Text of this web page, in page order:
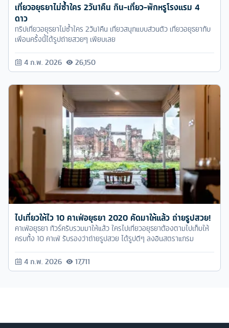
เที่ยวอยุธยาไม่ซ้ำใคร 2วัน1คืน กิน-เที่ยว-พักหรูโรงแรม 4
ดาว
ทริปเที่ยวอยุธยาไม่ซ้ำใคร 2วัน1คืน เที่ยวสนุกแบบส่วนตัว เที่ยวอยุธยากับ
เพื่อนครั้งนี้ได้รูปถ่ายสวยๆ เพียบเลย
4 ก.พ. 2026 26,150
ไปเที่ยวให้ไว 10 คาเฟ่อยุธยา 2020 คัดมาให้แล้ว ถ่ายรูปสวย!
คาเฟ่อยุธยา ทัวร์ครับรวมมาให้แล้ว ใครไปเที่ยวอยุธยาต้องตามไปเก็บให้
ครบทั้ง 10 คาเฟ่ รับรองว่าถ่ายรูปสวย ได้รูปดีๆ ลงอินสตราแกรม
4 ก.พ. 2026 17,711